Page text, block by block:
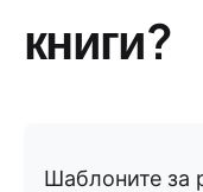
книги?
Шаблоните за